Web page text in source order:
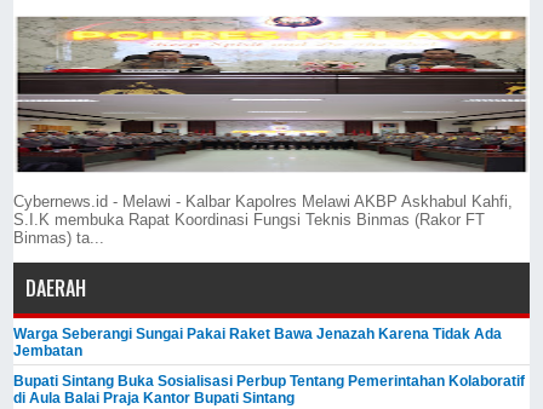
Cybernews.id - Melawi - Kalbar Kapolres Melawi AKBP Askhabul Kahfi,
S.I.K membuka Rapat Koordinasi Fungsi Teknis Binmas (Rakor FT
Binmas) ta...
DAERAH
Warga Seberangi Sungai Pakai Raket Bawa Jenazah Karena Tidak Ada
Jembatan
Bupati Sintang Buka Sosialisasi Perbup Tentang Pemerintahan Kolaboratif
di Aula Balai Praja Kantor Bupati Sintang